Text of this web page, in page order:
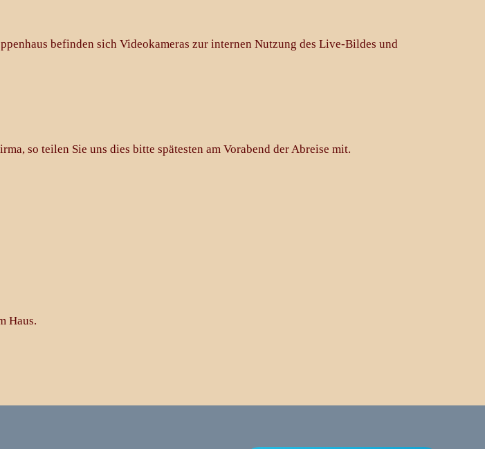
befinden sich Videokameras zur internen Nutzung des Live-Bildes und
so teilen Sie uns dies bitte spätesten am Vorabend der Abreise mit.
Haus.